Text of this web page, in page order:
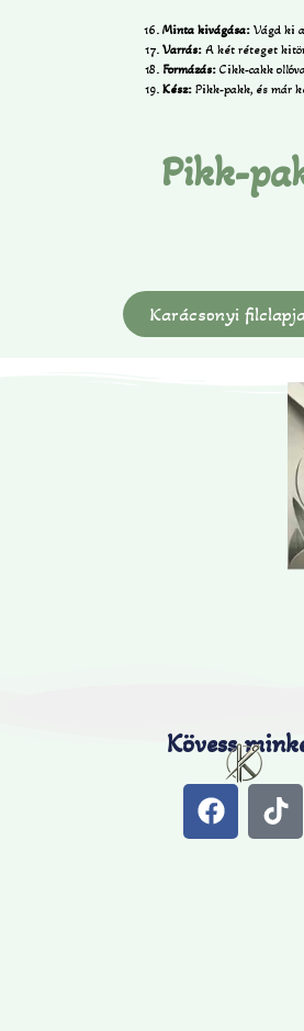
Minta kivágása: Vágd ki
Varrás: A két réteget
Formázás: Cikk-cakk
Kész: Pikk-pakk, és már
Pikk-
Karácsonyi
Kövess